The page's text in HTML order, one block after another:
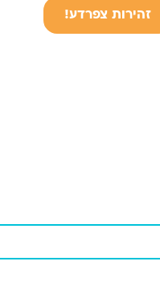
זהירות צפרדע!